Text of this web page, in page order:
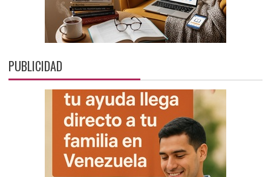
PUBLICIDAD